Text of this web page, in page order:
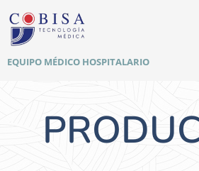
EQUIPO MÉDICO HOSPITALARIO